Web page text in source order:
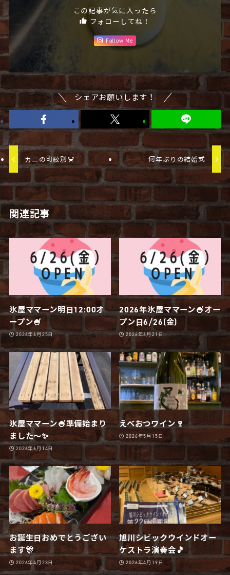
この記事が気に入ったら
フォローしてね！
Follow Me
シェアお願いします！
カニの町紋別🦀 何年ぶりの結婚式
関連記事
氷屋ママーン明日12:00オ
ープン🍧
2026年6月25日
2026年氷屋ママーン🍧オー
プン日6/26(金)
2026年6月21日
氷屋ママーン🍧準備始まり
ました〜✨
2026年6月14日
えべおつワイン🍷
2026年5月15日
お誕生日おめでとうござい
ます🎊
2026年4月23日
旭川シビックウインドオー
ケストラ演奏会🎵
2026年4月19日